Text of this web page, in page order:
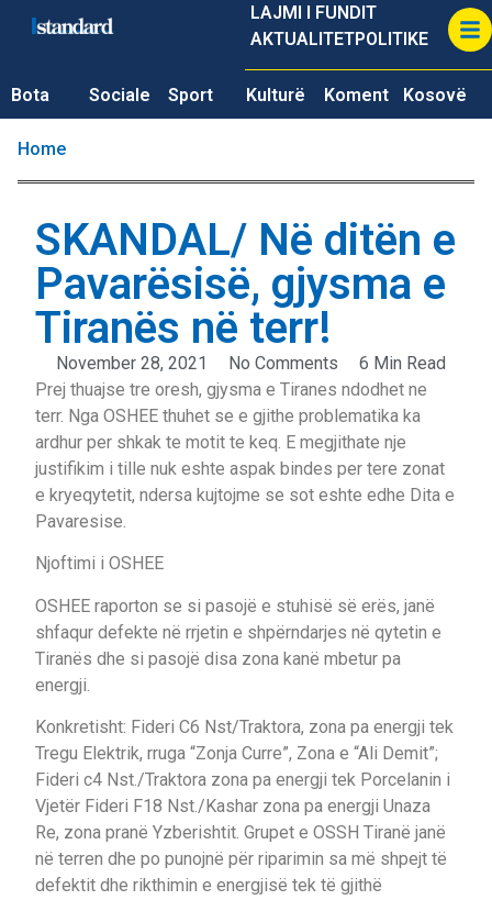
LAJMI I FUNDIT
AKTUALITETPOLITIKE
Bota Sociale Sport Kulturë Koment Kosovë
Home
SKANDAL/ Në ditën e
Pavarësisë, gjysma e
Tiranës në terr!
November 28, 2021 No Comments
6 Min Read
Prej thuajse tre oresh, gjysma e Tiranes ndodhet ne
terr. Nga OSHEE thuhet se e gjithe problematika ka
ardhur per shkak te motit te keq. E megjithate nje
justifikim i tille nuk eshte aspak bindes per tere zonat
e kryeqytetit, ndersa kujtojme se sot eshte edhe Dita e
Pavaresise.
Njoftimi i OSHEE
OSHEE raporton se si pasojë e stuhisë së erës, janë
shfaqur defekte në rrjetin e shpërndarjes në qytetin e
Tiranës dhe si pasojë disa zona kanë mbetur pa
energji.
Konkretisht: Fideri C6 Nst/Traktora, zona pa energji tek
Tregu Elektrik, rruga “Zonja Curre”, Zona e “Ali Demit”;
Fideri c4 Nst./Traktora zona pa energji tek Porcelanin i
Vjetër Fideri F18 Nst./Kashar zona pa energji Unaza
Re, zona pranë Yzberishtit. Grupet e OSSH Tiranë janë
në terren dhe po punojnë për riparimin sa më shpejt të
defektit dhe rikthimin e energjisë tek të gjithë